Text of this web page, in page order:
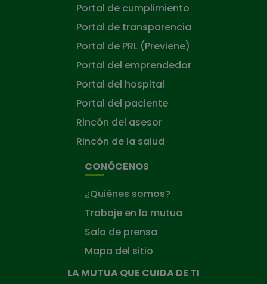
Portal de cumplimiento
Portal de transparencia
Portal de PRL (Previene)
Portal del emprendedor
Portal del hospital
Portal del paciente
Rincón del asesor
Rincón de la salud
CONÓCENOS
¿Quiénes somos?
Trabaje en la mutua
Sala de prensa
Mapa del sitio
LA MUTUA QUE CUIDA DE TI